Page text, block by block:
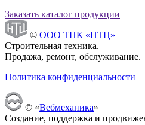
Заказать каталог продукции
© ООО ТПК «НТЦ»
Строительная техника.
Продажа, ремонт, обслуживание.
Политика конфиденциальности
© «Вебмеханика»
Создание, поддержка и